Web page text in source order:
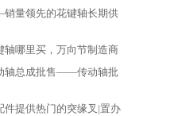
量领先的花键轴长期供
轴哪里买，万向节制造商
轴总成批售——传动轴批
件提供热门的突缘叉|置办